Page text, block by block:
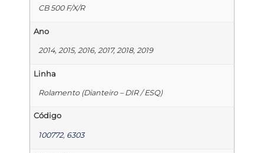
CB 500 F/X/R
Ano
2014, 2015, 2016, 2017, 2018, 2019
Linha
Rolamento (Dianteiro – DIR / ESQ)
Código
100772, 6303